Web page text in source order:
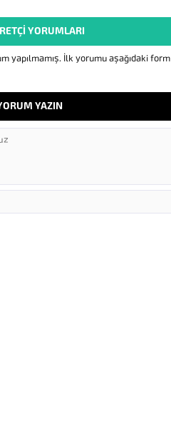
YORUMLARI
yapılmamış. İlk yorumu aşağıdaki
YAZIN